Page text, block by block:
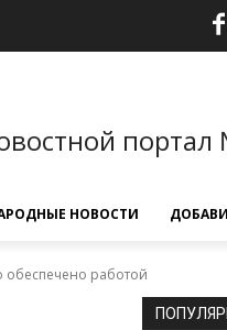
портал
НОВОСТИ
обеспечено работой